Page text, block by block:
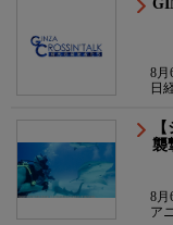
8月
日
襲
8月
ア